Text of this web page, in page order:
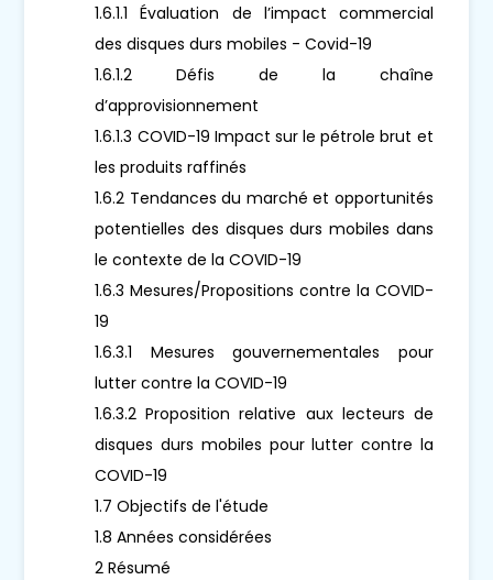
1.6.1.1 Évaluation de l’impact commercial
des disques durs mobiles - Covid-19
1.6.1.2 Défis de la chaîne
d’approvisionnement
1.6.1.3 COVID-19 Impact sur le pétrole brut et
les produits raffinés
1.6.2 Tendances du marché et opportunités
potentielles des disques durs mobiles dans
le contexte de la COVID-19
1.6.3 Mesures/Propositions contre la COVID-
19
1.6.3.1 Mesures gouvernementales pour
lutter contre la COVID-19
1.6.3.2 Proposition relative aux lecteurs de
disques durs mobiles pour lutter contre la
COVID-19
1.7 Objectifs de l'étude
1.8 Années considérées
2 Résumé